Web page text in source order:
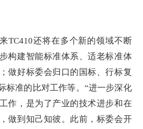
TC410还将在多个新的领域不断
构建智能标准体系、适老标准体
做好标委会归口的国标、行标复
标准的比对工作等。“进一步深化
作，是为了产业的技术进步和在
做到知己知彼。此前，标委会开